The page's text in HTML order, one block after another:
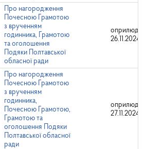
Про нагородження
Почесною Грамотою
з врученням
годинника, Грамотою
та оголошення
Подяки Полтавської
обласної ради
26.11.2024
Про нагородження
Почесною Грамотою
з врученням
годинника,
Почесною Грамотою,
Грамотою та
оголошення Подяки
Полтавської обласної
ради
27.11.2024